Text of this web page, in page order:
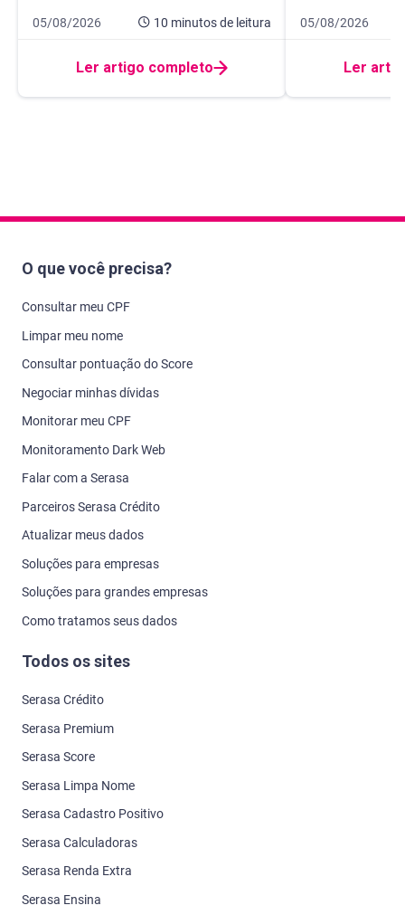
Data de publicação 5 de agosto de 2026
05/08/2026 10 minutosde leitura
10 minutos de leitura
Ler artigo completo
Data de
05/08/2026
14 minutos de
Ler
O que você precisa?
Consultar meu CPF
Limpar meu nome
Consultar pontuação do Score
Negociar minhas dívidas
Monitorar meu CPF
Monitoramento Dark Web
Falar com a Serasa
Parceiros Serasa Crédito
Atualizar meus dados
Soluções para empresas
Soluções para grandes empresas
Como tratamos seus dados
Todos os sites
Serasa Crédito
Serasa Premium
Serasa Score
Serasa Limpa Nome
Serasa Cadastro Positivo
Serasa Calculadoras
Serasa Renda Extra
Serasa Ensina